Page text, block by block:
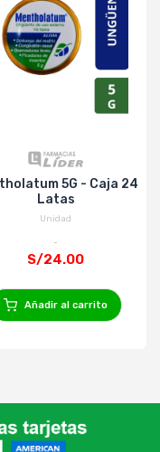
5G - Caja 24
Latas
Unidad
S/24.00
Añadir al carrito